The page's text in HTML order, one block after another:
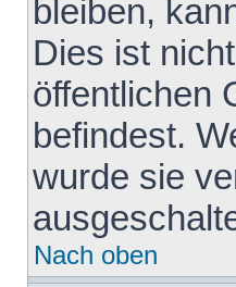
bleiben,
Dies ist
öffentlichen
befindest.
wurde sie
Nach oben